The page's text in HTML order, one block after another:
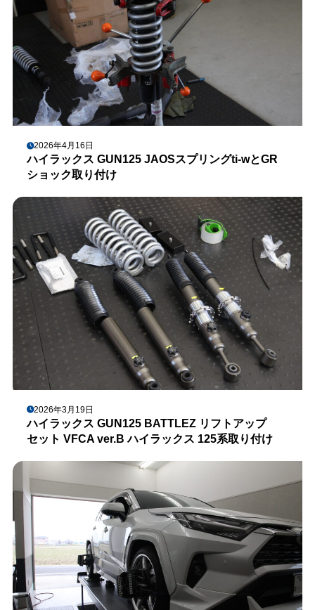
2026年4月16日
ハイラックス GUN125 JAOSスプリングti-wとGR
ショック取り付け
2026年3月19日
ハイラックス GUN125 BATTLEZ リフトアップ
セット VFCA ver.B ハイラックス 125系取り付け